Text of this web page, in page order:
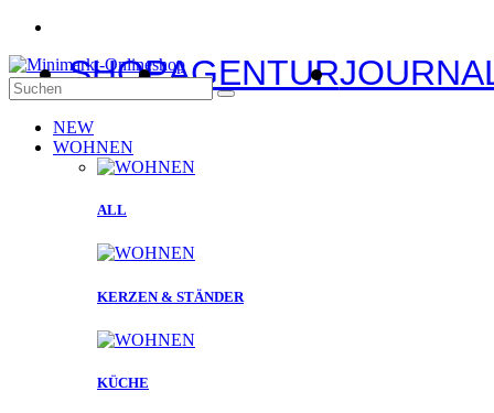
SHOPAGENTUR
NEW
WOHNEN
ALL
KERZEN & STÄNDER
KÜCHE